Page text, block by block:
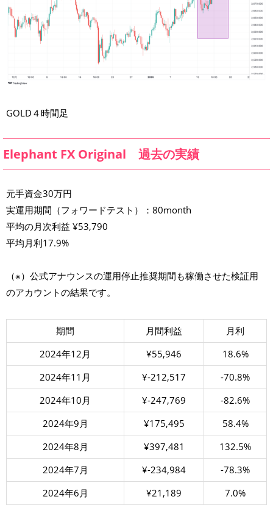
GOLD４時間足
Elephant FX Original 過去の実績
元手資金30万円
実運用期間（フォワードテスト）：80month
平均の月次利益 ¥53,790
平均月利17.9%
（※）公式アナウンスの運用停止推奨期間も稼働させた検証用
のアカウントの結果です。
期間 月間利益
月利
2024年12月
¥55,946
18.6%
2024年11月
¥-212,517
-70.8%
2024年10月
¥-247,769
-82.6%
2024年9月
¥175,495
58.4%
2024年8月
¥397,481
132.5%
2024年7月
¥-234,984
-78.3%
2024年6月
¥21,189 7.0%